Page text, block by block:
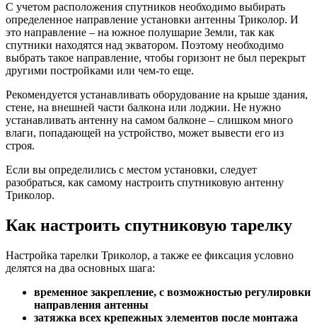
С учетом расположения спутников необходимо выбирать
определенное направление установки антенны Триколор. И
это направление – на южное полушарие Земли, так как
спутники находятся над экватором. Поэтому необходимо
выбрать такое направление, чтобы горизонт не был перекрыт
другими постройками или чем-то еще.
Рекомендуется устанавливать оборудование на крыше здания,
стене, на внешней части балкона или лоджии. Не нужно
устанавливать антенну на самом балконе – слишком много
влаги, попадающей на устройство, может вывести его из
строя.
Если вы определились с местом установки, следует
разобраться, как самому настроить спутниковую антенну
Триколор.
Как настроить спутниковую тарелку
Настройка тарелки Триколор, а также ее фиксация условно
делятся на два основных шага:
временное закрепление, с возможностью регулировки
направления антенны
затяжка всех крепежных элементов после монтажа